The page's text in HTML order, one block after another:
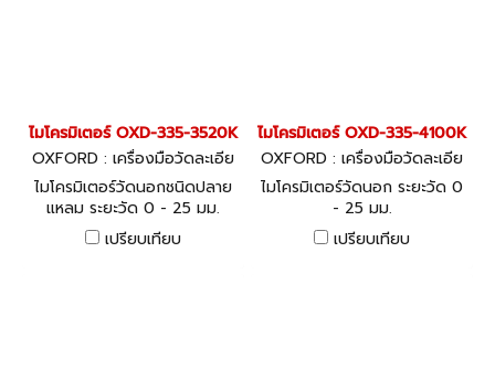
ไมโครมิเตอร์ OXD-335-3520K
OXFORD : เครื่องมือวัดละเอีย
ด
ไมโครมิเตอร์วัดนอกชนิดปลาย
แหลม ระยะวัด 0 - 25 มม.
เปรียบเทียบ
ไมโครมิเตอร์ OXD-335-4100K
OXFORD : เครื่องมือวัดละเอีย
ด
ไมโครมิเตอร์วัดนอก ระยะวัด 0
- 25 มม.
เปรียบเทียบ